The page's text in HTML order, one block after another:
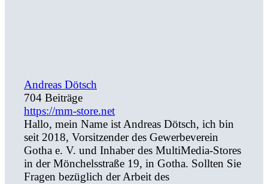
Andreas Dötsch
704 Beiträge
https://mm-store.net
Hallo, mein Name ist Andreas Dötsch, ich bin
seit 2018, Vorsitzender des Gewerbeverein
Gotha e. V. und Inhaber des MultiMedia-Stores
in der Mönchelsstraße 19, in Gotha. Sollten Sie
Fragen bezüglich der Arbeit des